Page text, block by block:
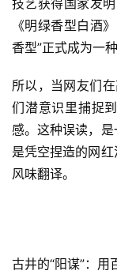
公
《明绿香型白酒
香型”正式成为一
所以，当网友们
们潜意识里捕捉
感。这种误读，
是凭空捏造的网
风味翻译。
古井的“阳谋”：